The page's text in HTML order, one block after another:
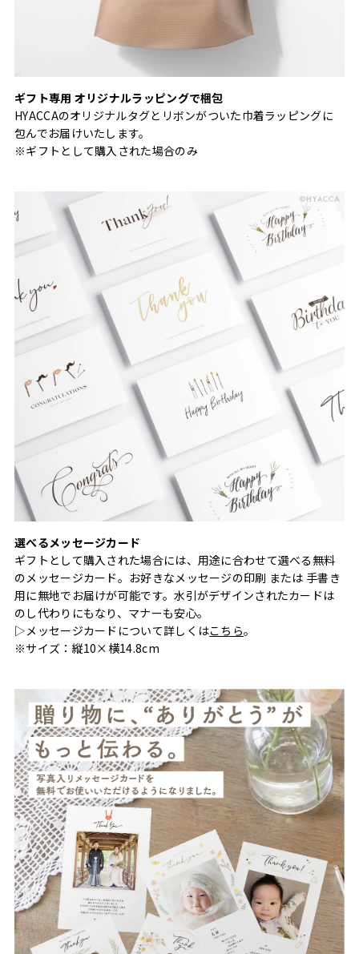
ギフト専用 オリジナルラッピングで梱包
HYACCAのオリジナルタグとリボンがついた巾着ラッピングに
包んでお届けいたします。
※ギフトとして購入された場合のみ
選べるメッセージカード
ギフトとして購入された場合には、用途に合わせて選べる無料
のメッセージカード。お好きなメッセージの印刷 または 手書き
用に無地でお届けが可能です。水引がデザインされたカードは
のし代わりにもなり、マナーも安心。
▷メッセージカードについて詳しくはこちら。
※サイズ：縦10×横14.8cm